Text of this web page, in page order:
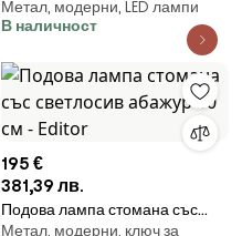
с LED 3-степенно димиране
акумулаторна - Waldorf
Метал, модерни, LED лампи
В наличност
195 €
381,39 лв.
Подова лампа стомана със
светлосив абажур 50 см -
Метал, модерни, ключ за